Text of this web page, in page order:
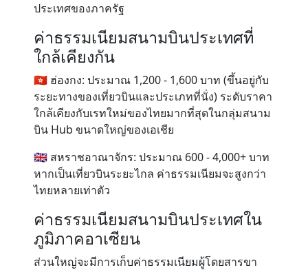
ประเทศของภาครัฐ
ค่าธรรมเนียมสนามบินประเทศที่
ใกล้เคียงกัน
🇭🇰 ฮ่องกง: ประมาณ 1,200 - 1,600 บาท (ขึ้นอยู่กับ
ระยะทางของเที่ยวบินและประเภทที่นั่ง) ระดับราคา
ใกล้เคียงกับเรทใหม่ของไทยมากที่สุดในกลุ่มสนาม
บิน Hub ขนาดใหญ่ของเอเชีย
🇬🇧 สหราชอาณาจักร: ประมาณ 600 - 4,000+ บาท
หากเป็นเที่ยวบินระยะไกล ค่าธรรมเนียมจะสูงกว่า
ไทยหลายเท่าตัว
ค่าธรรมเนียมสนามบินประเทศใน
ภูมิภาคอาเซียน
ส่วนใหญ่จะมีการเก็บค่าธรรมเนียมผู้โดยสารขา